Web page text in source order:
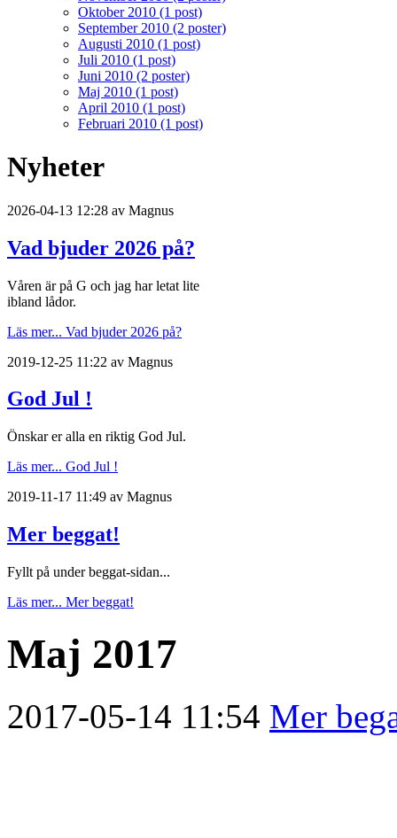
Oktober 2010 (1 post)
September 2010 (2 poster)
Augusti 2010 (1 post)
Juli 2010 (1 post)
Juni 2010 (2 poster)
Maj 2010 (1 post)
April 2010 (1 post)
Februari 2010 (1 post)
Nyheter
2026-04-13 12:28 av Magnus
Vad bjuder 2026 på?
Våren är på G och jag har letat lite
ibland lådor.
Läs mer... Vad bjuder 2026 på?
2019-12-25 11:22 av Magnus
God Jul !
Önskar er alla en riktig God Jul.
Läs mer... God Jul !
2019-11-17 11:49 av Magnus
Mer beggat!
Fyllt på under beggat-sidan...
Läs mer... Mer beggat!
Maj 2017
2017-05-14 11:54 Mer